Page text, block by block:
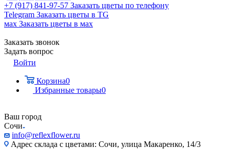
+7 (917) 841-97-57 Заказать цветы по телефону
Telegram Заказать цветы в TG
мах Заказать цветы в мах
Заказать звонок
Задать вопрос
Войти
Корзина0
Избранные товары0
Ваш город
Сочи
info@reflexflower.ru
Адрес склада с цветами: Сочи, улица Макаренко, 14/3